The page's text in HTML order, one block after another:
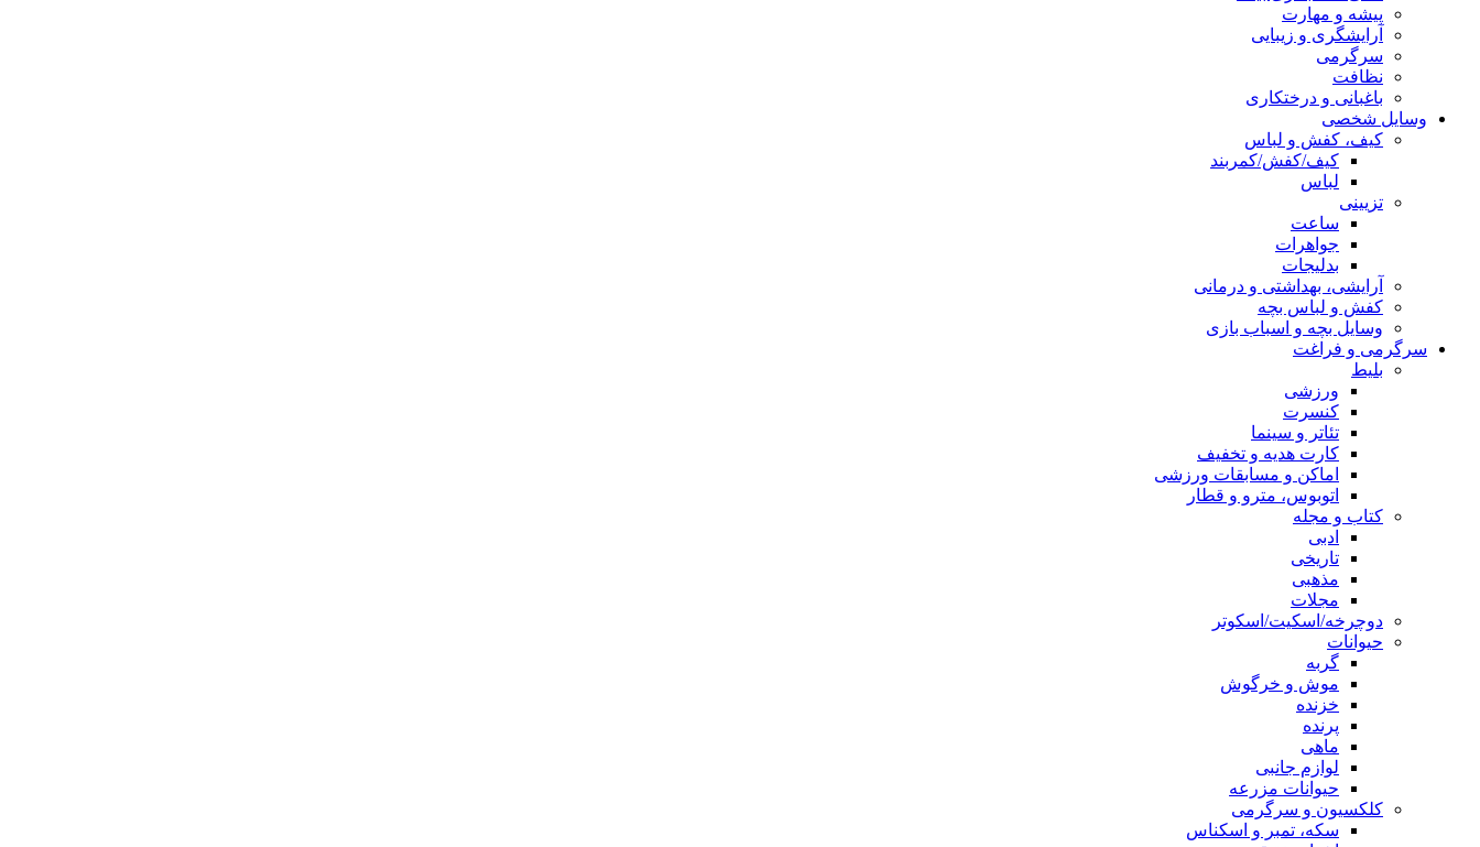
پیشه و مهارت
آرایشگری و زیبایی
سرگرمی
نظافت
باغبانی و درختکاری
وسایل شخصی
کیف، کفش و لباس
کیف/کفش/کمربند
لباس
تزیینی
ساعت
جواهرات
بدلیجات
آرایشی، بهداشتی و درمانی
کفش و لباس بچه
وسایل بچه و اسباب بازی
سرگرمی و فراغت
بلیط
ورزشی
کنسرت
تئاتر و سینما
کارت هدیه و تخفیف
اماکن و مسابقات ورزشی
اتوبوس، مترو و قطار
کتاب و مجله
ادبی
تاریخی
مذهبی
مجلات
دوچرخه/اسکیت/اسکوتر
حیوانات
گربه
موش و خرگوش
خزنده
پرنده
ماهی
لوازم جانبی
حیوانات مزرعه
کلکسیون و سرگرمی
سکه، تمبر و اسکناس